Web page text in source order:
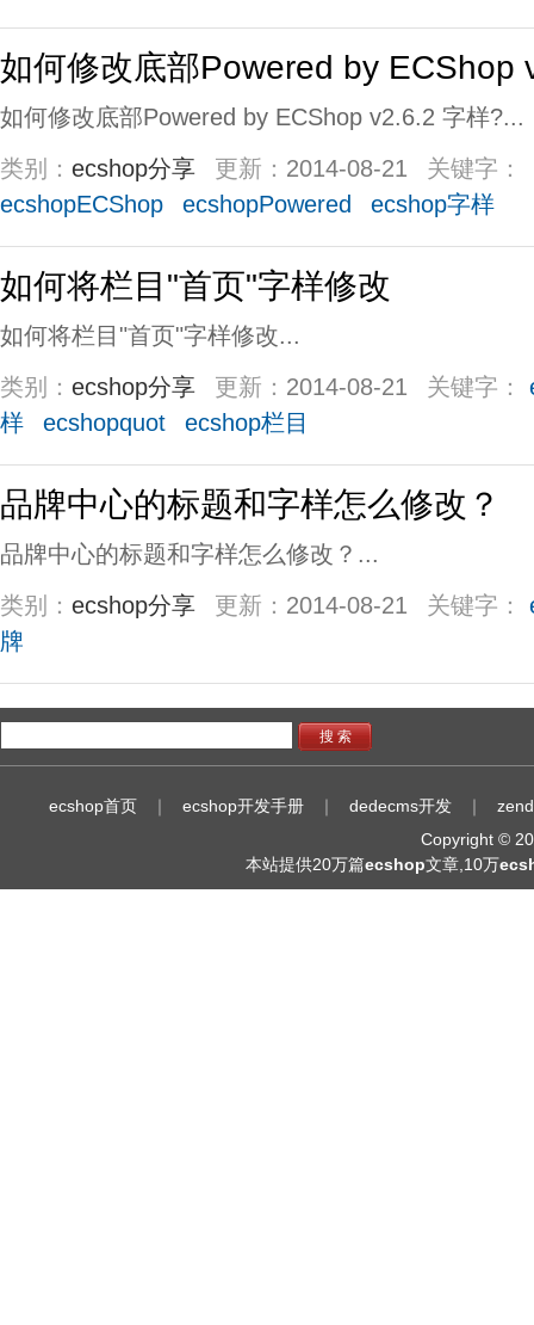
如何修改底部Powered by ECShop
如何修改底部Powered by ECShop v2.6.2 字样?...
类别： ecshop分享 更新： 2014-08-21
关键字：
ecshopECShop
ecshopPowered ecshop字样
如何将栏目"首页"字样修改
如何将栏目"首页"字样修改...
类别： ecshop分享 更新： 2014-08-21 关键字：
样
ecshopquot ecshop栏目
品牌中心的标题和字样怎么修改？
品牌中心的标题和字样怎么修改？...
类别： ecshop分享 更新： 2014-08-21 关键字：
牌
搜 索
ecshop首页 ｜ ecshop开发手册 ｜ dedecms开发 ｜
Copyright ©
本站提供20万篇ecshop文章,10万